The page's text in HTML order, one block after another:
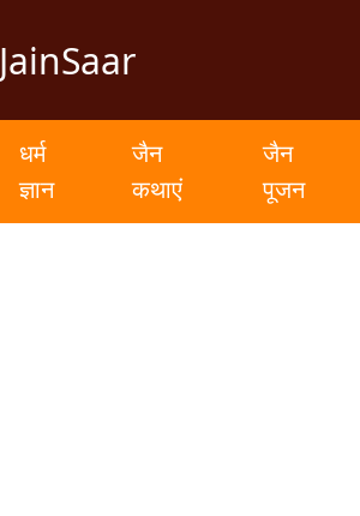
JainSaar
धर्म
ज्ञान
जैन
कथाएं
जैन
पूजन